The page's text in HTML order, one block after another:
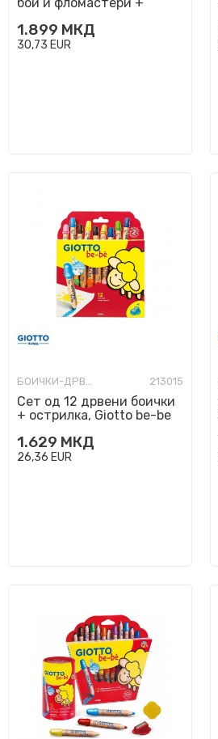
Easy Painti...
1.899 МКД
30,73 EUR
БОИЧКИ-ДРВЕНИ, УЧИЛИШНИ 213015
Сет од 12 дрвени боички
+ острилка, Giotto be-be
1.629 МКД
26,36 EUR